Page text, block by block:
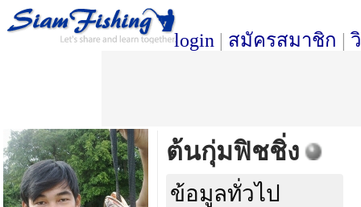
login | สมัครสมาชิก |
ต้นกุ่มฟิชชิ่ง
ข้อมูลทั่วไป